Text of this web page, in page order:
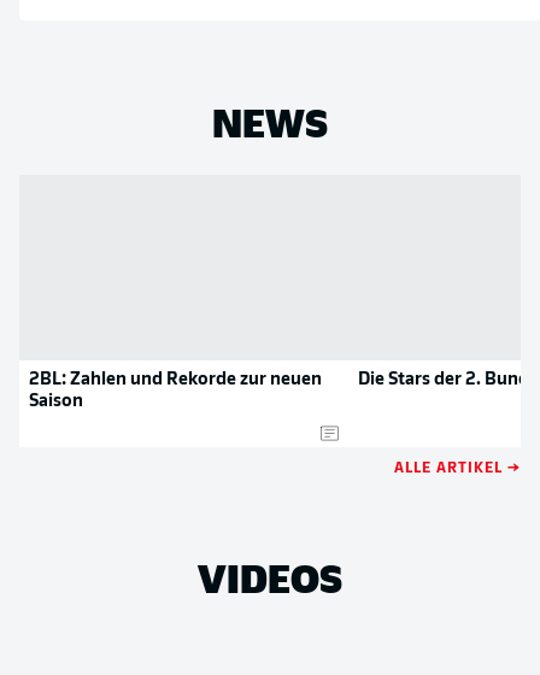
NEWS
2BL: Zahlen und Rekorde zur neuen
Saison
Die Stars der 2.
ALLE ARTIKEL →
VIDEOS